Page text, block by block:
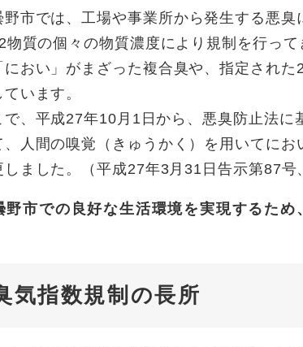
野市では、工場や事業所から発生する悪
物質の個々の物質濃度により規制を行っ
におい」がまざった複合臭や、指定され
います。
、平成27年10月1日から、悪臭防止法に
、人間の嗅覚（きゅうかく）を用いてに
しました。（平成27年3月31日告示第87
市での良好な生活環境を実現するため
気指数規制の長所